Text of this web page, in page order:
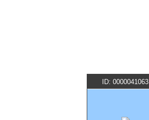
ID: 0000041063